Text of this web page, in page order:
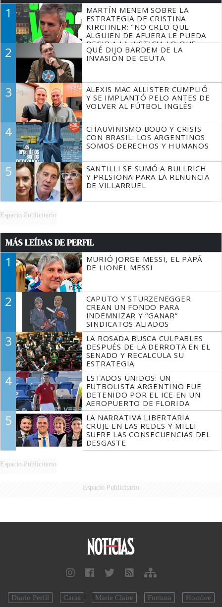
1
MARTÍN MENEM SOBRE LA
ESTRATEGIA DE CRISTINA
KIRCHNER: "NO CREO QUE
ALGUIEN DE AFUERA LE PUEDA
DECIR A LA JUSTICIA LO QUE
TIENE QUE HACER"
2
QUÉ DIJO BARDEM DE LA
INVASIÓN DE CEUTA
3
ALEXIS MAC ALLISTER CUMPLIÓ
Y SE IMPLANTÓ PELO ANTES DE
VOLVER AL FÚTBOL INGLÉS
4
CHAUVINISMO BOBO Y CRISIS
CON BRASIL: LOS ARGENTINOS
SOMOS DERECHOS Y HUMANOS
5
SANTILLI SE SUMÓ A BULLRICH
Y PRESIONA PARA LA RENUNCIA
DE VILLARRUEL
Espacio Publicitario
MÁS LEÍDAS DE PERFIL
1
MURIÓ JORGE MESSI, EL PAPÁ
DE LIONEL MESSI
2
CAPUTO Y STURZENEGGER
CREAN UN FONDO PARA
INDEMNIZAR Y “GANAR”
SINDICATOS ALIADOS
3
LA ROSADA BUSCA CULPABLES
DESPUÉS DE LA DERROTA EN EL
SENADO Y RECALCULA SU
ESTRATEGIA
4
ESTADOS UNIDOS: UN
FUTBOLISTA ARGENTINO FUE
DETENIDO POR EL ICE EN UN
AEROPUERTO DE FLORIDA
5
LA NARRATIVA LIBERTARIA
CRUJE EN LAS REDES Y MILEI
SUFRE LAS CONSECUENCIAS DEL
DESGASTE
Espacio Publicitario
Espacio Publicitario
Diario Perfil Caras Marie Claire Fortuna Hombre